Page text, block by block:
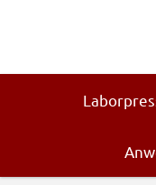
content